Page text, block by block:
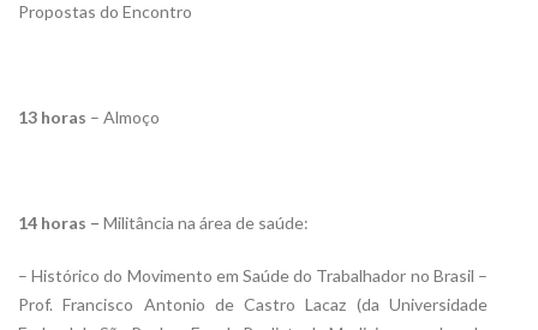
Propostas do Encontro
13 horas – Almoço
14 horas – Militância na área de saúde:
– Histórico do Movimento em Saúde do Trabalhador no Brasil –
Prof. Francisco Antonio de Castro Lacaz (da Universidade